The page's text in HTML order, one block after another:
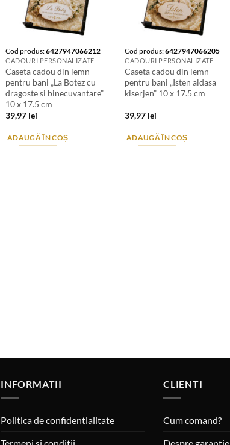
Cod produs:6427947066212
CADOURI PERSONALIZATE
Caseta cadou din lemn
pentru bani „La Botez cu
dragoste si binecuvantare”
10 x 17.5 cm
39,97 lei
ADAUGĂ ÎN COȘ
Cod produs:6427947066205
CADOURI PERSONALIZATE
Caseta cadou din lemn
pentru bani „Isten aldasa
kiserjen” 10 x 17.5 cm
39,97 lei
ADAUGĂ ÎN COȘ
INFORMATII
Politica de confidentialitate
CLIENTI
Cum comand?